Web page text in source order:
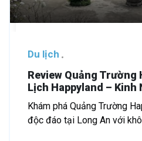
Du lịch
Review Quảng Trường
Lịch Happyland – Kinh
Khám phá Quảng Trường
độc đáo tại Long An với